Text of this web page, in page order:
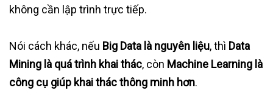
không cần lập trình trực tiếp.
Nói cách khác, nếu Big Data là nguyên liệu, thì Data
Mining là quá trình khai thác, còn Machine Learning là
công cụ giúp khai thác thông minh hơn.